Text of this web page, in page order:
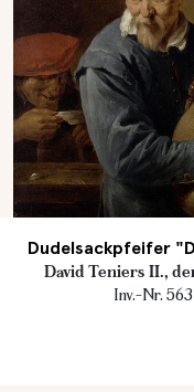
Dudelsackpfeifer
David Teniers II.,
Inv.-Nr. 563